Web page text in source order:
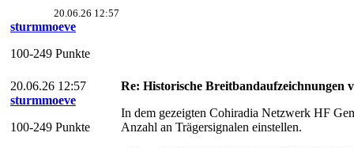
20.06.26 12:57
sturmmoeve
100-249 Punkte
20.06.26 12:57
sturmmoeve
100-249 Punkte
Re: Historische
In dem gezeigten Cohiradia Netzwerk HF
Anzahl an Trägersignalen einstellen.